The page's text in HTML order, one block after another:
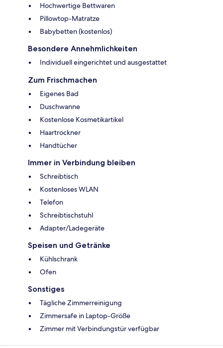
Hochwertige Bettwaren
Pillowtop-Matratze
Babybetten (kostenlos)
Besondere Annehmlichkeiten
Individuell eingerichtet und ausgestattet
Zum Frischmachen
Eigenes Bad
Duschwanne
Kostenlose Kosmetikartikel
Haartrockner
Handtücher
Immer in Verbindung bleiben
Schreibtisch
Kostenloses WLAN
Telefon
Schreibtischstuhl
Adapter/Ladegeräte
Speisen und Getränke
Kühlschrank
Ofen
Sonstiges
Tägliche Zimmerreinigung
Zimmersafe in Laptop-Größe
Zimmer mit Verbindungstür verfügbar